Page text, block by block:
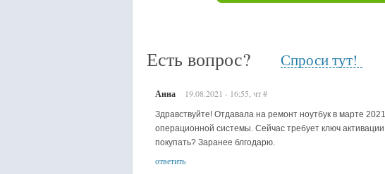
Есть вопрос? Спроси тут!
Анна 19.08.2021 - 16:55, чт#
Здравствуйте! Отдавала на ремонт ноутбук в марте
операционной системы. Сейчас требует ключ
покупать? Заранее блгодарю.
ответить